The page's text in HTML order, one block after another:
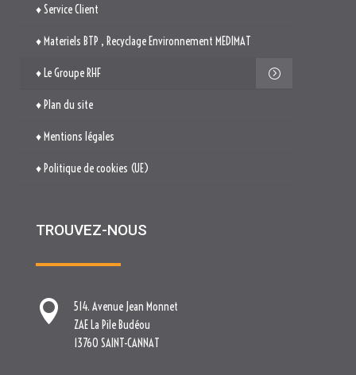
♦ Service Client
♦ Materiels BTP , Recyclage Environnement MEDIMAT
♦ Le Groupe RHF
♦ Plan du site
♦ Mentions légales
♦ Politique de cookies (UE)
TROUVEZ-NOUS

514. Avenue Jean Monnet
ZAE La Pile Budéou
13760 SAINT-CANNAT